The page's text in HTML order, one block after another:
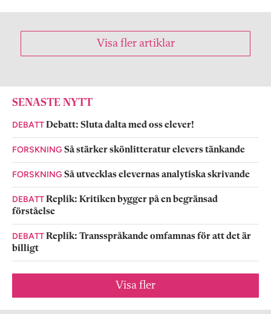
Visa fler artiklar
SENASTE NYTT
DEBATTDebatt: Sluta dalta med oss elever!
FORSKNING Så stärker skönlitteratur elevers tänkande
FORSKNING Så utvecklas elevernas analytiska skrivande
DEBATTReplik: Kritiken bygger på en begränsad
förståelse
DEBATTReplik: Transspråkande omfamnas för att det är
billigt
Visa fler